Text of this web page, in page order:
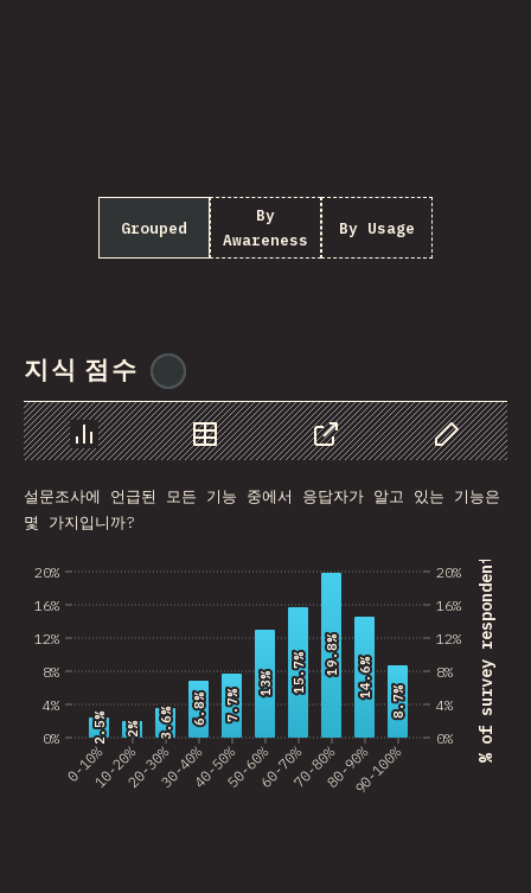
Grouped
By
Awareness
By Usage
지식 점수
Chart Data Share
Customize
설문조사에 언급된 모든 기능 중에서 응답자가 알고 있는 기능은
몇 가지입니까?
0%
4%
8%
12%
16%
20% % of survey respondents
0-10%10-20%20-30%30-40%40-50%50-60%60-70%70-80%80-90%90-100%
0%
4%
8%
12%
16%
20%
2.5%
2.5% 2%
2% 3.6%
3.6% 6.8%
6.8% 7.7%
7.7%
13%
13% 15.7%
15.7% 19.8%
19.8%
14.6%
14.6%
8.7%
8.7%